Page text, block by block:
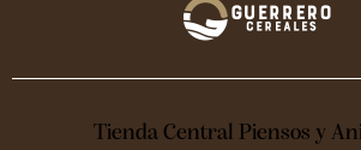
Tienda Central Piensos y